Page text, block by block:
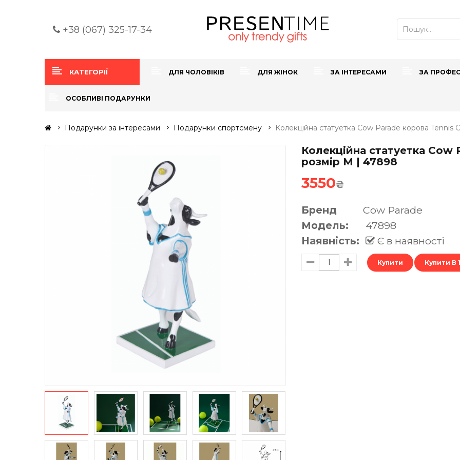
+38 (067) 325-17-34
КАТЕГОРІЇ ДЛЯ ЧОЛОВІКІВ ДЛЯ ЖІНОК ЗА ІНТЕРЕСАМИ ЗА
ОСОБЛИВІ ПОДАРУНКИ
Подарунки за інтересами Подарунки спортсмену Колекційна статуетка Cow Parade корова Tennis
Колекційна статуетка
розмір M | 47898
3550₴
Бренд
Cow Parade
Модель:
47898
Наявність:
Є в наявності
Купити В